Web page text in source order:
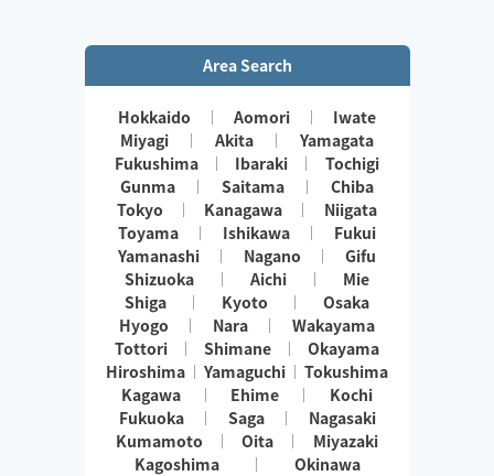
Area Search
Hokkaido Aomori
Iwate
Miyagi
Akita
Yamagata
Fukushima
Ibaraki
Tochigi
Gunma
Saitama
Chiba
Tokyo
Kanagawa
Niigata
Toyama
Ishikawa
Fukui
Yamanashi
Nagano
Gifu
Shizuoka
Aichi
Mie
Shiga
Kyoto
Osaka
Hyogo
Nara
Wakayama
Tottori
Shimane
Okayama
Hiroshima
Yamaguchi
Tokushima
Kagawa
Ehime
Kochi
Fukuoka
Saga
Nagasaki
Kumamoto
Oita
Miyazaki
Kagoshima
Okinawa